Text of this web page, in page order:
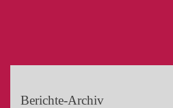
Berichte-Archiv